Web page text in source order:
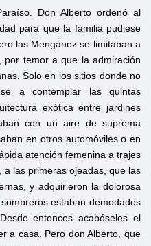
Don Alberto ordenó al
para que la familia pudiese
las Mengánez se limitaban a
temor a que la admiración
Solo en los sitios donde no
a contemplar las quintas
exótica entre jardines
con un aire de suprema
en otros automóviles o en
atención femenina a trajes
las primeras ojeadas, que las
y adquirieron la dolorosa
estaban demodados
entonces acabóseles el
a casa. Pero don Alberto, que